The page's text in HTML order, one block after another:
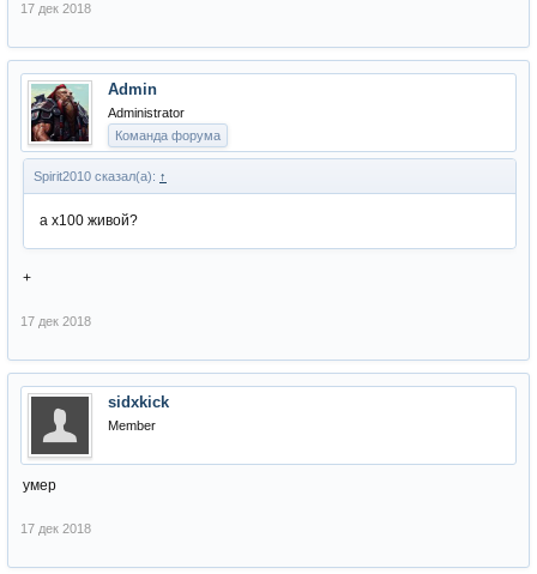
17 дек 2018
Admin
Administrator
Команда форума
Spirit2010 сказал(а): ↑
а х100 живой?
+
17 дек 2018
sidxkick
Member
умер
17 дек 2018